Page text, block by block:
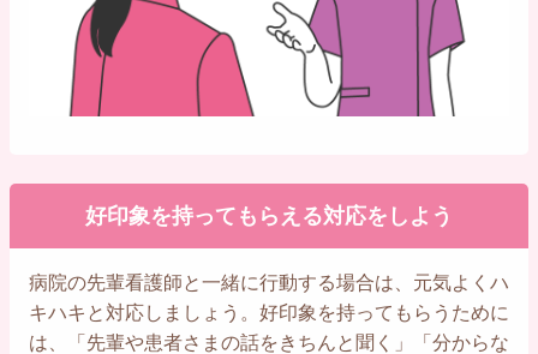
好印象を持ってもらえる対応をしよう
病院の先輩看護師と一緒に行動する場合は、元気よくハ
キハキと対応しましょう。好印象を持ってもらうために
は、「先輩や患者さまの話をきちんと聞く」「分からな